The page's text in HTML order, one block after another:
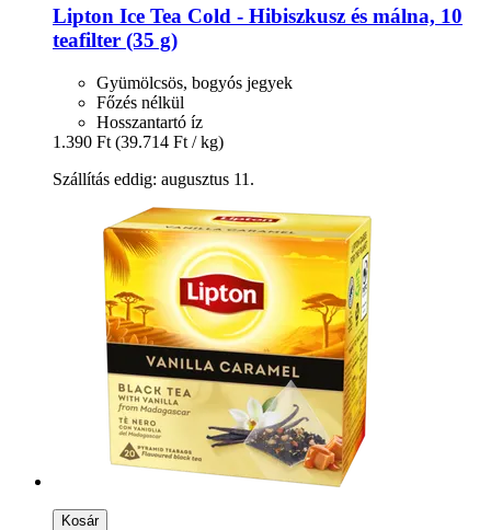
Lipton Ice Tea Cold -​ Hibiszkusz és málna, 10
teafilter (35 g)
Gyümölcsös, bogyós jegyek
Főzés nélkül
Hosszantartó íz
1.390 Ft (39.714 Ft / kg)
Szállítás eddig: augusztus 11.
Kosár